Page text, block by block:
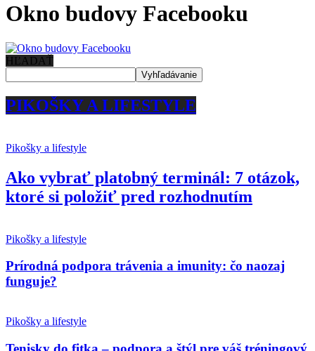
Okno budovy Facebooku
HĽADAŤ
PIKOŠKY A LIFESTYLE
Pikošky a lifestyle
Ako vybrať platobný terminál: 7 otázok,
ktoré si položiť pred rozhodnutím
Pikošky a lifestyle
Prírodná podpora trávenia a imunity: čo naozaj
funguje?
Pikošky a lifestyle